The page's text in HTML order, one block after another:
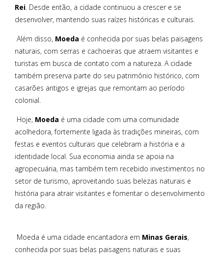
Rei. Desde então, a cidade continuou a crescer e se
desenvolver, mantendo suas raízes históricas e culturais.
Além disso, Moeda é conhecida por suas belas paisagens
naturais, com serras e cachoeiras que atraem visitantes e
turistas em busca de contato com a natureza. A cidade
também preserva parte do seu patrimônio histórico, com
casarões antigos e igrejas que remontam ao período
colonial.
Hoje, Moeda é uma cidade com uma comunidade
acolhedora, fortemente ligada às tradições mineiras, com
festas e eventos culturais que celebram a história e a
identidade local. Sua economia ainda se apoia na
agropecuária, mas também tem recebido investimentos no
setor de turismo, aproveitando suas belezas naturais e
história para atrair visitantes e fomentar o desenvolvimento
da região.
Moeda é uma cidade encantadora em Minas Gerais,
conhecida por suas belas paisagens naturais e suas